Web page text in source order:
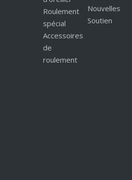
Roulement
spécial
Accessoires
de
roulement
Nouvelles
Soutien